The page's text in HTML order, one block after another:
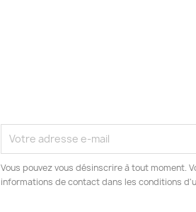
Vous pouvez vous désinscrire à tout moment.
informations de contact dans les conditions